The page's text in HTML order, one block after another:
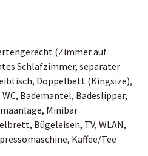
(Zimmer auf
Schlafzimmer, separater
Doppelbett (Kingsize),
Bademantel, Badeslipper,
Minibar
Bügeleisen, TV, WLAN,
Kaffee/Tee